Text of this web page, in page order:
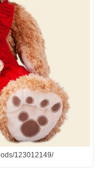
123012149/